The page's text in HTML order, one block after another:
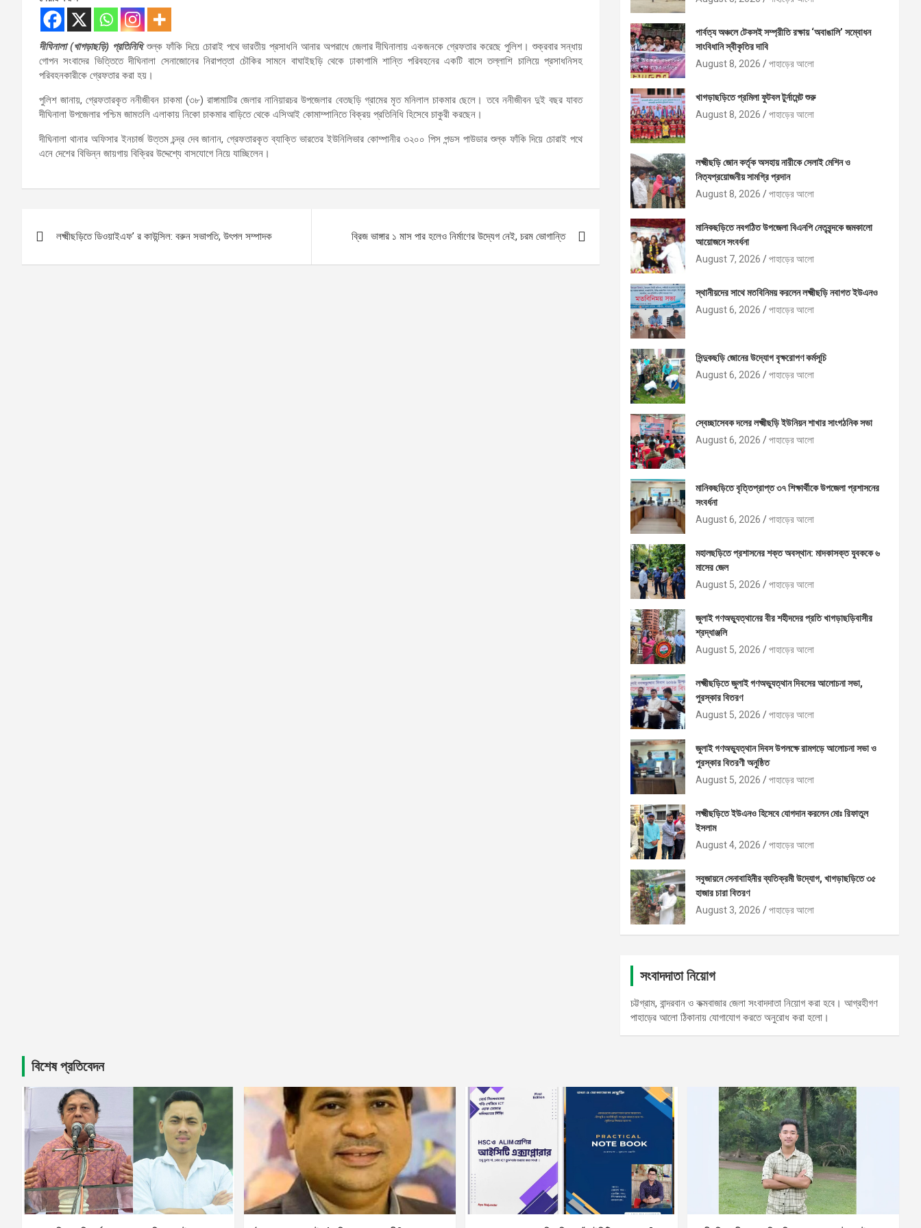
দীঘিনালা (খাগড়াছড়ি) প্রতিনিধি: শুল্ক ফাঁকি দিয়ে চোরাই পথে ভারতীয় প্রসাধনি আনার অপরাধে জেলার দীঘিনালায় একজনকে গ্রেফতার করেছে পুলিশ। শুক্রবার সন্ধায়
গোপন সংবাদের ভিত্তিতে দীঘিনালা সেনাজোনের নিরাপত্তা চৌকির সামনে বাঘাইছড়ি থেকে ঢাকাগামি শান্তি পরিবহনের একটি বাসে তল্লাশি চালিয়ে প্রসাধনিসহ
পরিবহনকারীকে গ্রেফতার করা হয়।
পুলিশ জানায়, গ্রেফতারকৃত ননীজীবন চাকমা (৩৮) রাঙ্গামাটির জেলার নানিয়ারচর উপজেলার বেতছড়ি গ্রামের মৃত মনিলাল চাকমার ছেলে। তবে ননীজীবন দুই বছর যাবত
দীঘিনালা উপজেলার পশ্চিম জামতলি এলাকায় নিকো চাকমার বাড়িতে থেকে এসিআই কোমাম্পানিতে বিক্রয় প্রতিনিধি হিসেবে চাকুরী করছেন।
দীঘিনালা থানার অফিসার ইনচার্জ উত্তম চন্দ্র দেব জানান, গ্রেফতারকৃত ব্যাক্তি ভারতের ইউনিলিভার কোম্পানীর ৩২০০ পিস পন্ডস পাউডার শুল্ক ফাঁকি দিয়ে চোরাই পথে
এনে দেশের বিভিন্ন জায়গায় বিক্রির উদ্দেশ্যে বাসযোগে নিয়ে যাচ্ছিলেন।
navigation
লক্ষ্মীছড়িতে ডিওয়াইএফ’ র কাউন্সিল: বরুন সভাপতি, উৎপল সম্পাদক ব্রিজ ভাঙ্গার ১ মাস পার হলেও নির্মাণের উদ্যেগ নেই, চরম ভোগান্তি
পার্বত্য অঞ্চলে টেকসই সম্প্রীতি রক্ষায় ‘অবাঙালি’ সম্বোধন
সাংবিধানি স্বীকৃতির দাবি
August 8, 2026
পাহাড়ের আলো
খাগড়াছড়িতে প্রমিলা ফুটবল টুর্নামেন্ট শুরু
August 8, 2026
পাহাড়ের আলো
লক্ষ্মীছড়ি জোন কর্তৃক অসহায় নারীকে সেলাই মেশিন ও
নিত্যপ্রয়োজনীয় সামগ্রি প্রদান
August 8, 2026
পাহাড়ের আলো
মানিকছড়িতে নবগঠিত উপজেলা বিএনপি নেতৃবৃন্দকে জমকালো
আয়োজনে সংবর্ধনা
August 7, 2026
পাহাড়ের আলো
স্থানীয়দের সাথে মতবিনিময় করলেন লক্ষ্মীছড়ি নবাগত ইউএনও
August 6, 2026
পাহাড়ের আলো
সিন্দুকছড়ি জোনের উদ্যোগ বৃক্ষরোপণ কর্মসূচি
August 6, 2026
পাহাড়ের আলো
স্বেচ্ছাসেবক দলের লক্ষ্মীছড়ি ইউনিয়ন শাখার সাংগঠনিক সভা
August 6, 2026
পাহাড়ের আলো
মানিকছড়িতে বৃত্তিপ্রাপ্ত ৩৭ শিক্ষার্থীকে উপজেলা প্রশাসনের
সংবর্ধনা
August 6, 2026
পাহাড়ের আলো
মহালছড়িতে প্রশাসনের শক্ত অবস্থান: মাদকাসক্ত যুবককে ৬
মাসের জেল
August 5, 2026
পাহাড়ের আলো
জুলাই গণঅভ্যুত্থানের বীর শহীদদের প্রতি খাগড়াছড়িবাসীর
শ্রদ্ধাঞ্জলি
August 5, 2026
পাহাড়ের আলো
লক্ষ্মীছড়িতে জুলাই গণঅভ্যুত্থান দিবসের আলোচনা সভা,
পুরস্কার বিতরণ
August 5, 2026
পাহাড়ের আলো
জুলাই গণঅভ্যুত্থান দিবস উপলক্ষে রামগড়ে আলোচনা সভা ও
পুরস্কার বিতরণী অনুষ্ঠিত
August 5, 2026
পাহাড়ের আলো
লক্ষ্মীছড়িতে ইউএনও হিসেবে যোগদান করলেন মোঃ রিফাতুল
ইসলাম
August 4, 2026
পাহাড়ের আলো
সবুজায়নে সেনাবাহিনীর ব্যতিক্রমী উদ্যোগ, খাগড়াছড়িতে ৩৫
হাজার চারা বিতরণ
August 3, 2026
পাহাড়ের আলো
সংবাদদাতা নিয়োগ
চট্টগ্রাম, বান্দরবান ও কক্মবাজার জেলা সংবাদদাতা নিয়োগ করা হবে। আগ্রহীগণ
পাহাড়ের আলো ঠিকানায় যোগাযোগ করতে অনুরোধ করা হলো।
বিশেষ প্রতিবেদন